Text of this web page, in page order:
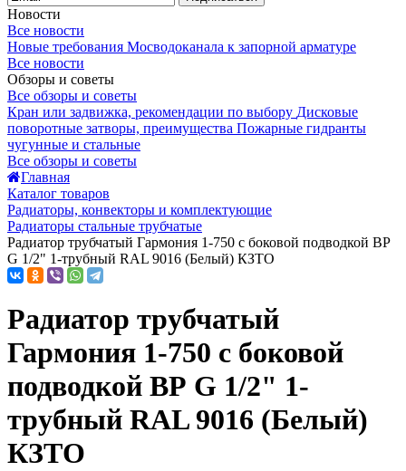
Новости
Все новости
Новые требования Мосводоканала к запорной арматуре
Все новости
Обзоры и советы
Все обзоры и советы
Кран или задвижка, рекомендации по выбору Дисковые
поворотные затворы, преимущества Пожарные гидранты
чугунные и стальные
Все обзоры и советы
Главная
Каталог товаров
Радиаторы, конвекторы и комплектующие
Радиаторы стальные трубчатые
Радиатор трубчатый Гармония 1-750 с боковой подводкой ВР
G 1/2" 1-трубный RAL 9016 (Белый) КЗТО
Радиатор трубчатый
Гармония 1-750 с боковой
подводкой ВР G 1/2" 1-
трубный RAL 9016 (Белый)
КЗТО